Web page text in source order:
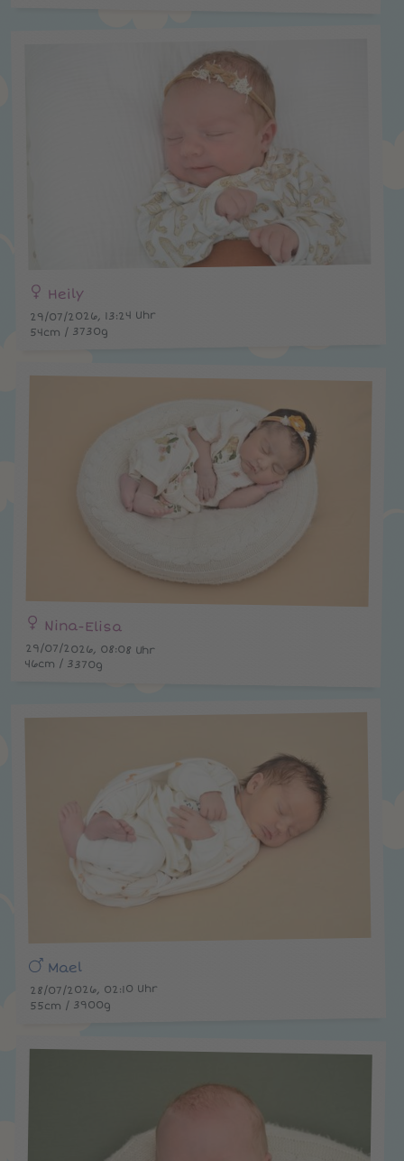
Heily
29/07/2026, 13:24 Uhr
54cm / 3730g
Nina-Elisa
29/07/2026, 08:08 Uhr
46cm / 3370g
Mael
28/07/2026, 02:10 Uhr
55cm / 3900g